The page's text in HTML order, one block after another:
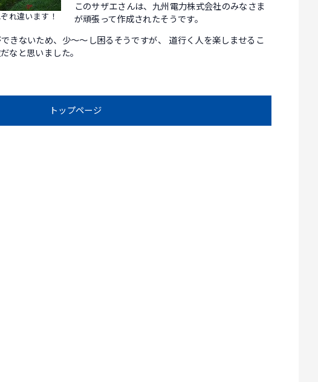
れ違います！
このサザエさんは、九州電力株式会社のみなさま
が頑張って作成されたそうです。
きないため、少～～し困るそうですが、 道行く人を楽しませるこ
なと思いました。
トップページ